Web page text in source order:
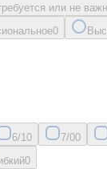
или не
0
6/10 7/00
0